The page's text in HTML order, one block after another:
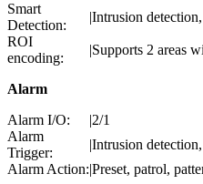
Smart
Detection:
|Intrusion
ROI
encoding:
|Supports 2 areas
Alarm
Alarm I/O:
|2/1
Alarm
Trigger:
|Intrusion
Alarm Action:|Preset, patrol,